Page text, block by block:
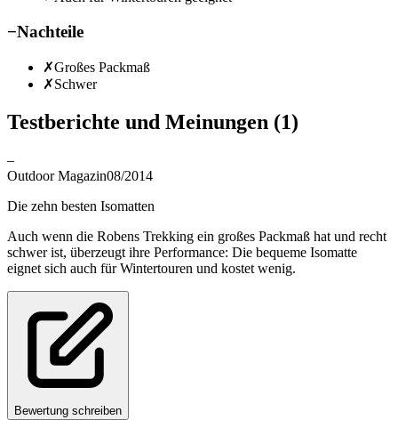
−Nachteile
✗Großes Packmaß
✗Schwer
Testberichte und Meinungen (1)
–
Outdoor Magazin08/2014
Die zehn besten Isomatten
Auch wenn die Robens Trekking ein großes Packmaß hat und recht
schwer ist, überzeugt ihre Performance: Die bequeme Isomatte
eignet sich auch für Wintertouren und kostet wenig.
Bewertung schreiben